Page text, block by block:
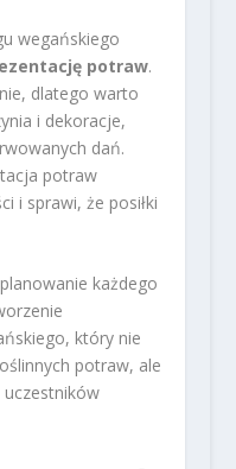
wegańskiego
potraw.
dlatego warto
i dekoracje,
dań.
potraw
i sprawi, że posiłki
każdego
który nie
potraw, ale